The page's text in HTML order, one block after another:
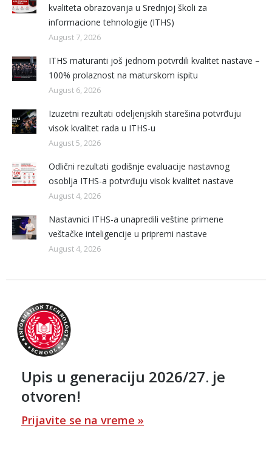
kvaliteta obrazovanja u Srednjoj školi za
informacione tehnologije (ITHS)
August 7, 2026
ITHS maturanti još jednom potvrdili kvalitet nastave –
100% prolaznost na maturskom ispitu
August 6, 2026
Izuzetni rezultati odeljenjskih starešina potvrđuju
visok kvalitet rada u ITHS-u
August 5, 2026
Odlični rezultati godišnje evaluacije nastavnog
osoblja ITHS-a potvrđuju visok kvalitet nastave
August 4, 2026
Nastavnici ITHS-a unapredili veštine primene
veštačke inteligencije u pripremi nastave
August 4, 2026
Upis u generaciju 2026/27. je
otvoren!
Prijavite se na vreme »